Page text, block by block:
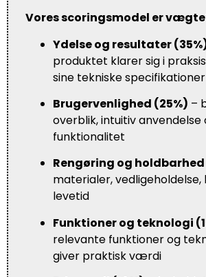
Vores scoringsmodel er
Ydelse og resultater
produktet klarer sig i
sine tekniske
Brugervenlighed (25%) –
overblik, intuitiv anvendelse
funktionalitet
Rengøring og holdbarhed
materialer,
levetid
Funktioner og teknologi
relevante funktioner og
giver praktisk værdi